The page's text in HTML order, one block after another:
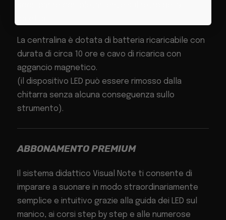
La centralina è dotata di batteria ricaricabile con
durata di circa 10 ore e cavo di ricarica con
aggancio magnetico.
(il dispositivo LED può essere rimosso dalla
chitarra senza alcuna conseguenza sullo
strumento).
ABBONAMENTO PREMIUM
Il sistema didattico Visual Note ti consente di
imparare a suonare in modo straordinariamente
semplice e intuitivo grazie alla guida dei LED sul
manico, ai corsi step by step e alle numerose